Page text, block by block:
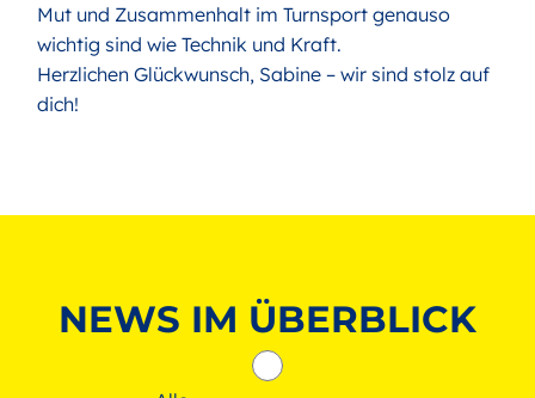
Mut und Zusammenhalt im Turnsport genauso
wichtig sind wie Technik und Kraft.
Herzlichen Glückwunsch, Sabine – wir sind stolz auf
dich!
NEWS IM ÜBERBLICK